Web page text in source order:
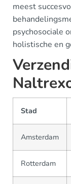
meest
psychosociale
holistische en
Stad
Amsterdam
Rotterdam